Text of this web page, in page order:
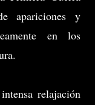
apariciones y
en los
relajación